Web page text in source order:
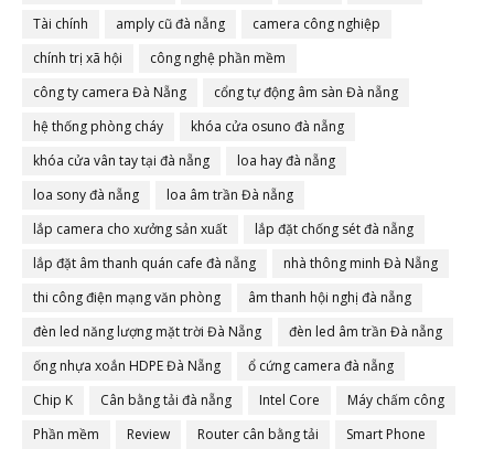
Tài chính
amply cũ đà nẵng
camera công nghiệp
chính trị xã hội
công nghệ phần mềm
công ty camera Đà Nẵng
cổng tự động âm sàn Đà nẵng
hệ thống phòng cháy
khóa cửa osuno đà nẵng
khóa cửa vân tay tại đà nẵng
loa hay đà nẵng
loa sony đà nẵng
loa âm trần Đà nẵng
lắp camera cho xưởng sản xuất
lắp đặt chống sét đà nẵng
lắp đặt âm thanh quán cafe đà nẵng
nhà thông minh Đà Nẵng
thi công điện mạng văn phòng
âm thanh hội nghị đà nẵng
đèn led năng lượng mặt trời Đà Nẵng
đèn led âm trần Đà nẵng
ống nhựa xoắn HDPE Đà Nẵng
ổ cứng camera đà nẵng
Chip K
Cân bằng tải đà nẵng Intel Core
Máy chấm công
Phần mềm
Review Router cân bằng tải
Smart Phone